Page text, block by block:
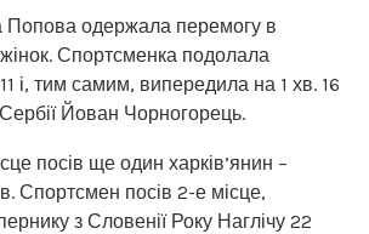
Попова одержала перемогу в
Спортсменка подолала
і, тим самим, випередила на 1 хв. 16
Йован Чорногорець.
посів ще один харків’янин –
Спортсмен посів 2-е місце,
з Словенії Року Наглічу 22